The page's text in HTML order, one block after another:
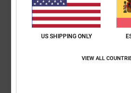
30. abril 2026
Perfecto
Mostrar original - Deutsch
Recomiendo este producto
US SHIPPING ONLY
VIEW ALL